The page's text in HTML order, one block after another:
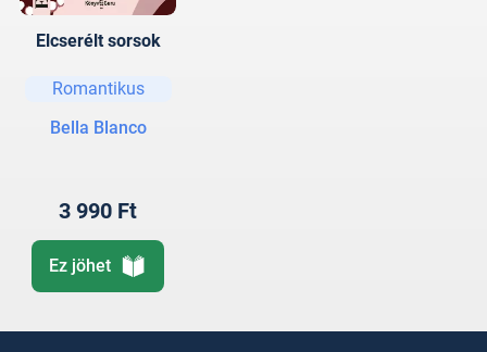
Elcserélt sorsok
Romantikus
Bella Blanco
3 990 Ft
Ez jöhet